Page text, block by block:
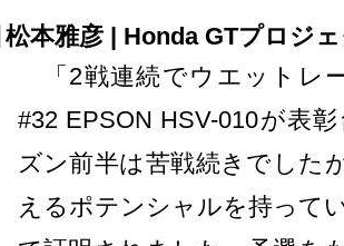
松本雅彦 | Honda GTプロジ
「2戦連続でウエットレ
#32 EPSON HSV-010が表
ズン前半は苦戦続きでした
えるポテンシャルを持って